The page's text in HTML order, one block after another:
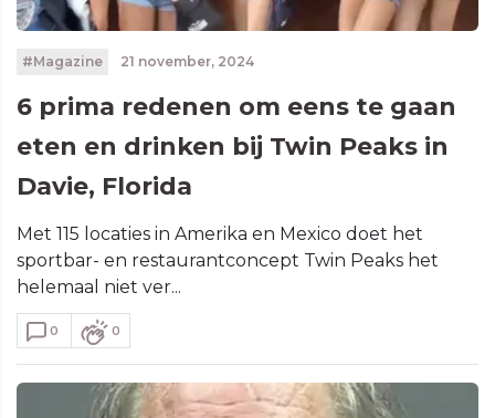
#Magazine 21 november, 2024
6 prima redenen om eens te gaan
eten en drinken bij Twin Peaks in
Davie, Florida
Met 115 locaties in Amerika en Mexico doet het
sportbar- en restaurantconcept Twin Peaks het
helemaal niet ver...
0 0